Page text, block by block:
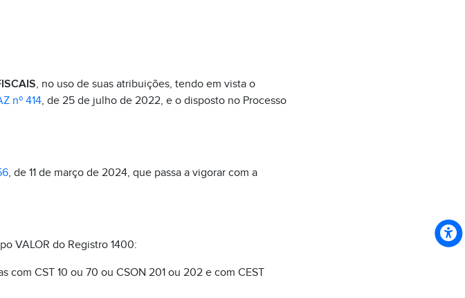
, no uso de suas atribuições, tendo em vista o
nº 414, de 25 de julho de 2022, e o disposto no Processo
, de 11 de março de 2024, que passa a vigorar com a
VALOR do Registro 1400:
com CST 10 ou 70 ou CSON 201 ou 202 e com CEST